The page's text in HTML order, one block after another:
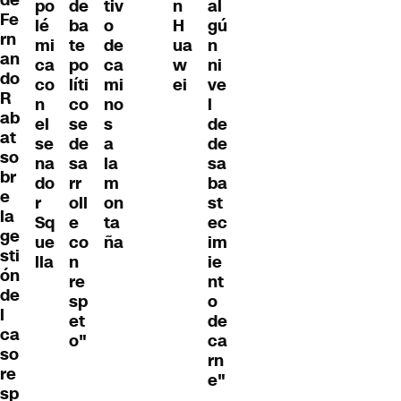
Fe
rn
an
do
R
ab
at
so
br
e
la
ge
sti
ón
de
l
ca
so
re
sp
po
lé
mi
ca
co
n
el
se
na
do
r
Sq
ue
lla
de
ba
te
po
líti
co
se
de
sa
rr
oll
e
co
n
re
sp
et
o"
tiv
o
de
ca
mi
no
s
a
la
m
on
ta
ña
n
H
ua
w
ei
al
gú
n
ni
ve
l
de
de
sa
ba
st
ec
im
ie
nt
o
de
ca
rn
e"